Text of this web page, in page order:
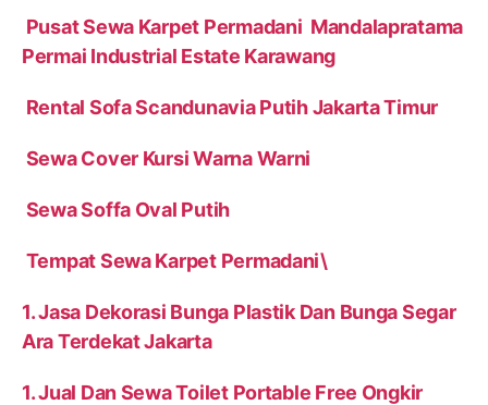
Pusat Sewa Karpet Permadani Mandalapratama
Permai Industrial Estate Karawang
Rental Sofa Scandunavia Putih Jakarta Timur
Sewa Cover Kursi Warna Warni
Sewa Soffa Oval Putih
Tempat Sewa Karpet Permadani\
1. Jasa Dekorasi Bunga Plastik Dan Bunga Segar
Ara Terdekat Jakarta
1. Jual Dan Sewa Toilet Portable Free Ongkir